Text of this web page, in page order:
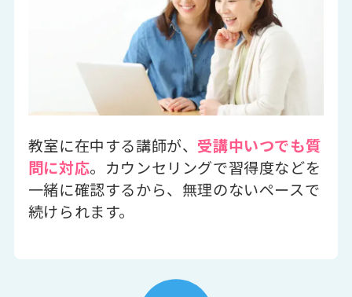
教室に在中する講師が、 受講中いつでも質
問に対応。カウンセリングで習得度などを
一緒に確認するから、無理のないペースで
続けられます。